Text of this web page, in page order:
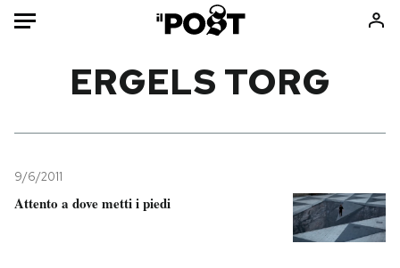
Mondo
Politica
Consumismi
ERGELS TORG
9/6/2011
Attento a dove metti i piedi